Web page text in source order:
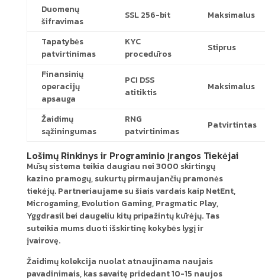
Duomenų
šifravimas
SSL 256-bit Maksimalus
Tapatybės
patvirtinimas
KYC
procedūros
Stiprus
Finansinių
operacijų
apsauga
PCI DSS
atitiktis
Maksimalus
Žaidimų
sąžiningumas
RNG
patvirtinimas
Patvirtintas
Lošimų Rinkinys ir Programinio Įrangos Tiekėjai
Mūsų sistema teikia daugiau nei 3000 skirtingų
kazino pramogų, sukurtų pirmaujančių pramonės
tiekėjų. Partneriaujame su šiais vardais kaip NetEnt,
Microgaming, Evolution Gaming, Pragmatic Play,
Yggdrasil bei daugeliu kitų pripažintų kūrėjų. Tas
suteikia mums duoti išskirtinę kokybės lygį ir
įvairovę.
Žaidimų kolekcija nuolat atnaujinama naujais
pavadinimais, kas savaitę pridedant 10-15 naujos